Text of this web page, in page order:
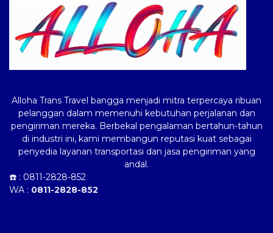
Alloha Trans Travel bangga menjadi mitra terpercaya ribuan
pelanggan dalam memenuhi kebutuhan perjalanan dan
pengiriman mereka. Berbekal pengalaman bertahun-tahun
di industri ini, kami membangun reputasi kuat sebagai
penyedia layanan transportasi dan jasa pengiriman yang
andal.
☎️ : 0811-2828-852
WA : 0811-2828-852